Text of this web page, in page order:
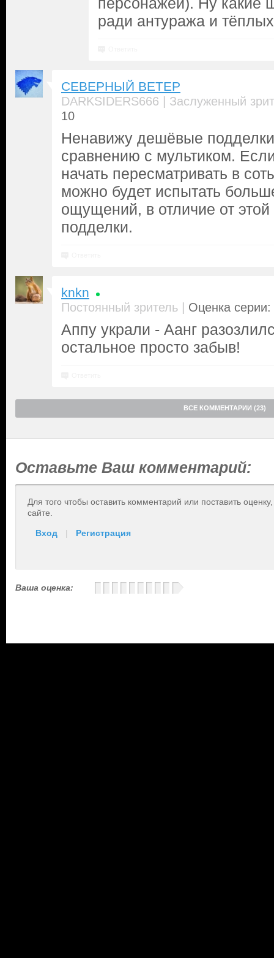
ради антуража и
СЕВЕРНЫЙ ВЕТЕР
DARKSIDERS666 | Заслуженный
10
Ненавижу дешёвые
сравнению с мультиком.
начать пересматривать в
можно будет испытать
ощущений, в отличие от
подделки.
knkn
Постоянный зритель | Оценка серии:
Аппу украли - Аанг
остальное просто забыв!
ВСЕ КОММЕНТАРИИ (23)
Оставьте Ваш комментарий:
Для того чтобы оставить комментарий или поставить
сайте.
Вход | Регистрация
Ваша оценка: